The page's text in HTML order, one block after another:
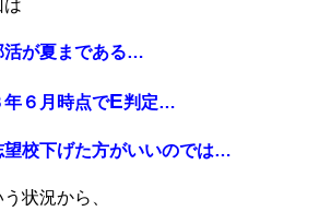
は
活が夏まである…
年６月時点でE判定…
望校下げた方がいいのでは…
う状況から、